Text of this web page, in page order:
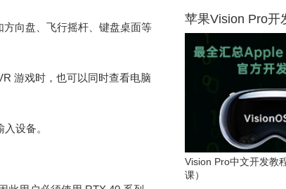
向盘、飞行摇杆、键盘桌面等
游戏时，也可以同时查看电脑
设备。
苹果Vision Pro开
Vision Pro中文开发教
课）